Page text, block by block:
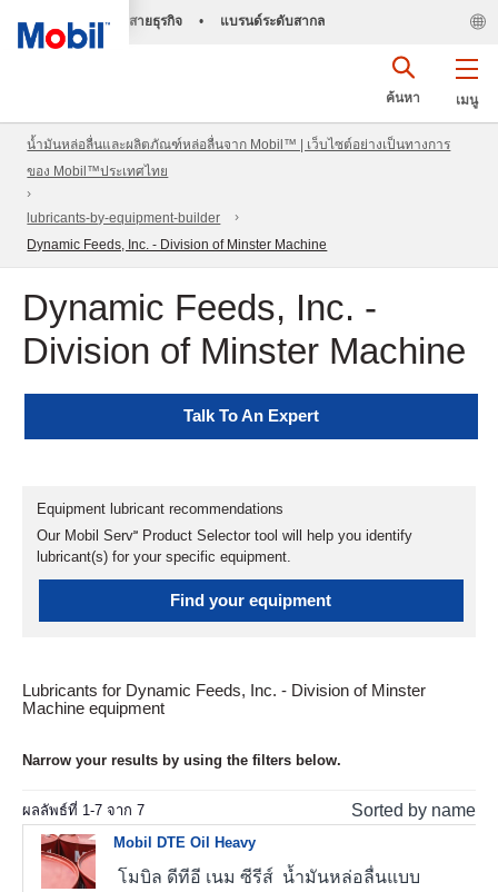
สายธุรกิจ • แบรนด์ระดับสากล
เมนู
ค้นหา
น้ำมันหล่อลื่นและผลิตภัณฑ์หล่อลื่นจาก Mobil™ | เว็บไซต์อย่างเป็นทางการ
ของ Mobil™ประเทศไทย
lubricants-by-equipment-builder
Dynamic Feeds, Inc. - Division of Minster Machine
Dynamic Feeds, Inc. -
Division of Minster Machine
Talk To An Expert
Equipment lubricant recommendations
Our Mobil Serv℠ Product Selector tool will help you identify
lubricant(s) for your specific equipment.
Find your equipment
Lubricants for Dynamic Feeds, Inc. - Division of Minster
Machine equipment
Narrow your results by using the filters below.
ผลลัพธ์ที่ 1-7 จาก 7 Sorted by name
Mobil DTE Oil Heavy
โมบิล ดีทีอี เนม ซีรีส์ น้ำมันหล่อลื่นแบบ